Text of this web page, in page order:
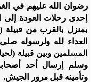
رضوان الله عليهم في
إحدى رحلات العودة
بمنزل بالقرب من قبيلة
العداء لله ولرسوله
المسلمين وبين قبيلة
وسلم إرسال أحد
وتأمينه قبل مرور الجيش.